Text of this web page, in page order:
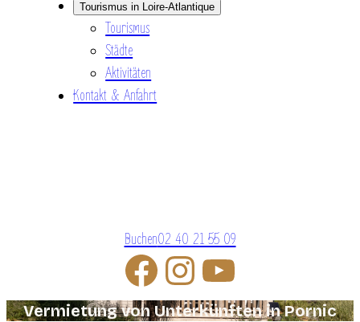
Tourismus in Loire-Atlantique
Tourismus
Städte
Aktivitäten
Kontakt & Anfahrt
Buchen02 40 21 55 09
Vermietung von Unterkünften in Pornic